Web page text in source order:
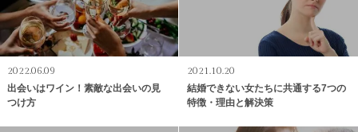
2022.06.09
出会いはワイン！素敵な出会いの見
つけ方
2021.10.20
結婚できない女たちに共通する7つの
特徴・理由と解決策